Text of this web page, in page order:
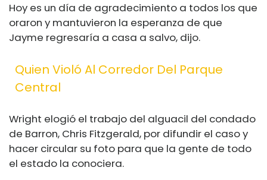
Hoy es un día de agradecimiento a todos los que
oraron y mantuvieron la esperanza de que
Jayme regresaría a casa a salvo, dijo.
Quien Violó Al Corredor Del Parque
Central
Wright elogió el trabajo del alguacil del condado
de Barron, Chris Fitzgerald, por difundir el caso y
hacer circular su foto para que la gente de todo
el estado la conociera.